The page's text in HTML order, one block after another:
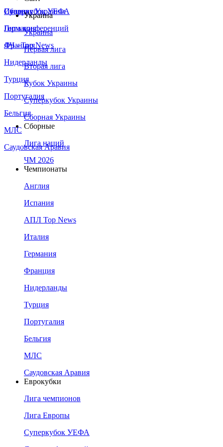
Сборная Украины
Италия
Германия
Франция
Нидерланды
Турция
Португалия
Бельгия
МЛС
Саудовская Аравия
Суперкубок УЕФА
Лига конференций
ЛЧ - Top News
Украина
Украина
Первая лига
Вторая лига
Кубок Украины
Суперкубок Украины
Сборная Украины
Сборные
Лига наций
ЧМ 2026
Чемпионаты
Англия
Испания
АПЛ Top News
Италия
Германия
Франция
Нидерланды
Турция
Португалия
Бельгия
МЛС
Саудовская Аравия
Еврокубки
Лига чемпионов
Лига Европы
Суперкубок УЕФА